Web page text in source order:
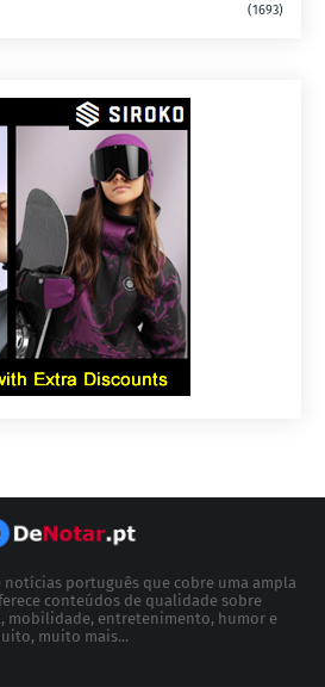
(1693)
notícias português que cobre uma ampla
conteúdos de qualidade sobre
mobilidade, entretenimento, humor e
muito mais...